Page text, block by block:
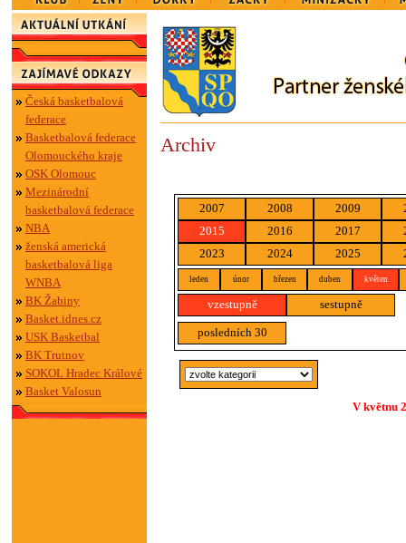
Česká basketbalová
federace
Basketbalová federace
Olomouckého kraje
OSK Olomouc
Mezinárodní
basketbalová federace
NBA
ženská americká
basketbalová liga
WNBA
BK Žabiny
Basket.idnes.cz
USK Basketbal
BK Trutnov
SOKOL Hradec Králové
Basket Valosun
Archiv
2007 2008 2009
2015
2016 2017
2023
2024 2025
leden únor březen duben květen
vzestupně sestupně
posledních 30
V květnu